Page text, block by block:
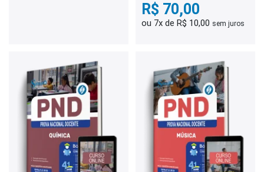
R$ 70,00
ou 7x de R$ 10,00 sem juros